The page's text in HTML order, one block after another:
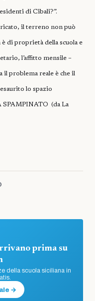
di Cibali?”.
il terreno non può
di proprietà della scuola e
l’affitto mensile –
il problema reale è che il
lo spazio
SPAMPINATO (da La
prima su
della scuola siciliana in
→